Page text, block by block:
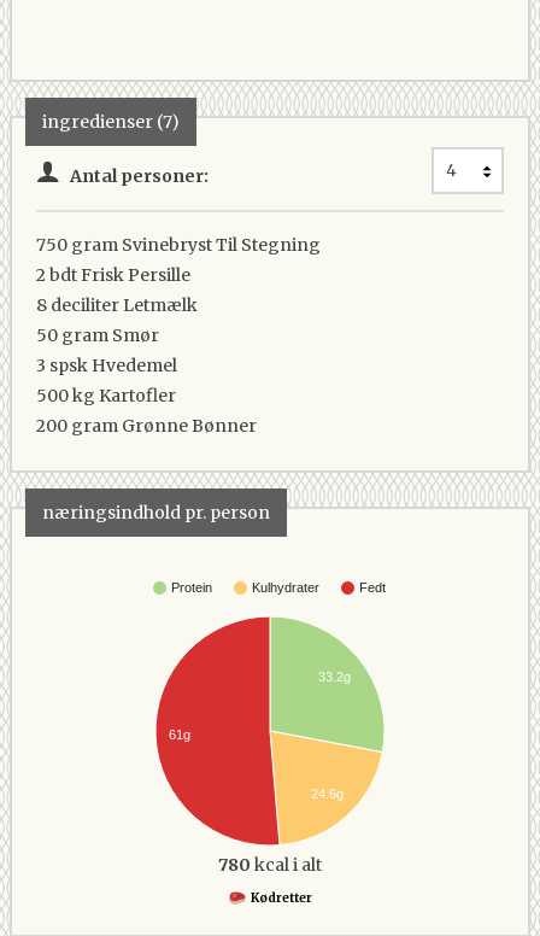
ingredienser (7)
Antal personer:
750 gram Svinebryst Til Stegning
2 bdtFrisk Persille
8 deciliter Letmælk
50 gram Smør
3 spsk Hvedemel
500 kg Kartofler
200 gram Grønne Bønner
næringsindhold pr. person
Protein Kulhydrater Fedt
33.2g
24.6g
61g
780 kcal i alt
Kødretter